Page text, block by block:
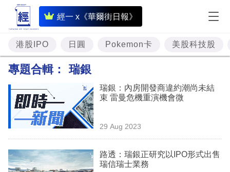
經一 x《華爾街日報》
即
時
財
經
投
資
樓
市
港股IPO 日圓 Pokemon卡 美股科技股
專題合輯： 瑞銀
瑞銀：內房開發商違約潮尚未結
束 雷曼危機重演機會微
29 Aug 2023
路透：瑞銀正研究以IPO形式出售
瑞信瑞士業務